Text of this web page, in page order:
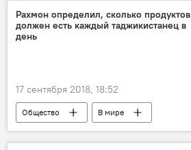
Рахмон определил, сколько продуктов
должен есть каждый таджикистанец в
день
17 сентября 2018, 18:52
Общество В мире